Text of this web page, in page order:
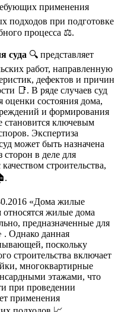
применения
подходов при подготовке
процесса ⚖️.
суда 🔍 представляет
работ, направленную
дефектов и причин
📑. В ряде случаев суд
оценки состояния дома,
и формирования
становится ключевым
Экспертиза
может быть назначена
в деле для
строительства,
«Дома жилые
жилые дома
предназначенные для
Однако данная
поскольку
строительства включает
многоквартирные
этажами, что
при проведении
применения